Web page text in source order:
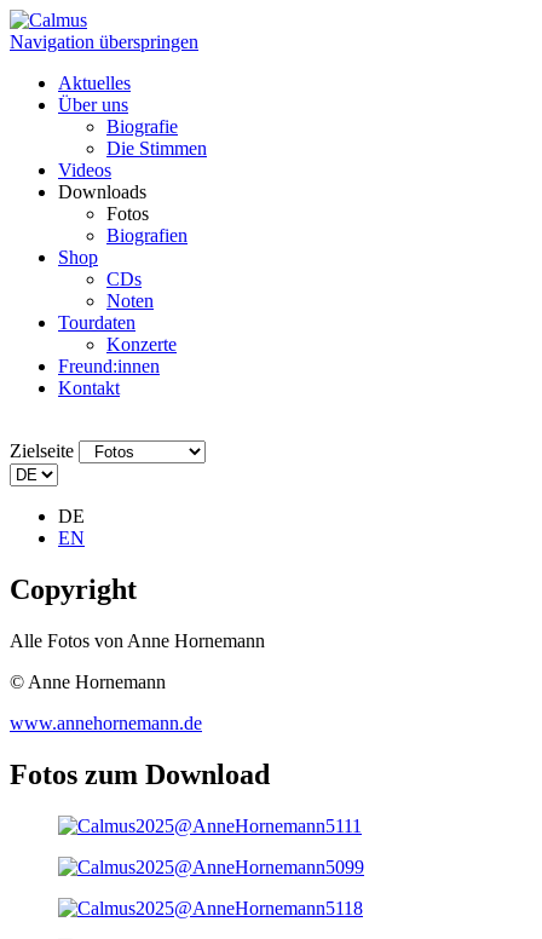
Navigation überspringen
Aktuelles
Über uns
Biografie
Die Stimmen
Videos
Downloads
Fotos
Biografien
Shop
CDs
Noten
Tourdaten
Konzerte
Freund:innen
Kontakt
Zielseite
DE
EN
Copyright
Alle Fotos von Anne Hornemann
© Anne Hornemann
www.annehornemann.de
Fotos zum Download